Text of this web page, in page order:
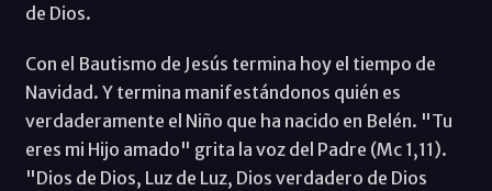
de Dios.
Con el Bautismo de Jesús termina hoy el tiempo de
Navidad. Y termina manifestándonos quién es
verdaderamente el Niño que ha nacido en Belén. "Tu
eres mi Hijo amado" grita la voz del Padre (Mc 1,11).
"Dios de Dios, Luz de Luz, Dios verdadero de Dios